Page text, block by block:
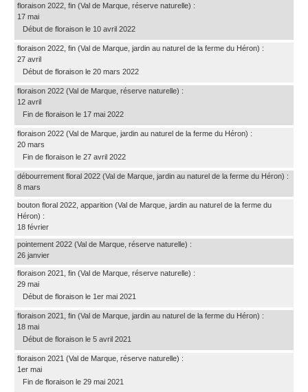
floraison 2022, fin (Val de Marque, réserve naturelle) :
17 mai
Début de floraison le 10 avril 2022
floraison 2022, fin (Val de Marque, jardin au naturel de la ferme du Héron) :
27 avril
Début de floraison le 20 mars 2022
floraison 2022 (Val de Marque, réserve naturelle) :
12 avril
Fin de floraison le 17 mai 2022
floraison 2022 (Val de Marque, jardin au naturel de la ferme du Héron) :
20 mars
Fin de floraison le 27 avril 2022
débourrement floral 2022 (Val de Marque, jardin au naturel de la ferme du Héron) :
8 mars
bouton floral 2022, apparition (Val de Marque, jardin au naturel de la ferme du
Héron) :
18 février
pointement 2022 (Val de Marque, réserve naturelle) :
26 janvier
floraison 2021, fin (Val de Marque, réserve naturelle) :
29 mai
Début de floraison le 1er mai 2021
floraison 2021, fin (Val de Marque, jardin au naturel de la ferme du Héron) :
18 mai
Début de floraison le 5 avril 2021
floraison 2021 (Val de Marque, réserve naturelle) :
1er mai
Fin de floraison le 29 mai 2021